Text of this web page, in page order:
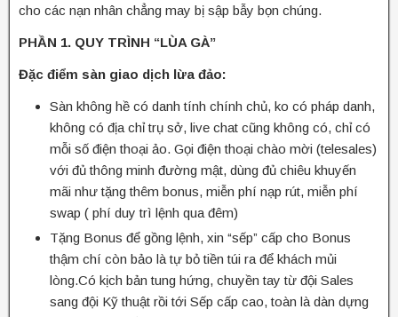
cho các nạn nhân chẳng may bị sập bẫy bọn chúng.
PHẦN 1. QUY TRÌNH “LÙA GÀ”
Đặc điểm sàn giao dịch lừa đảo:
Sàn không hề có danh tính chính chủ, ko có pháp danh,
không có địa chỉ trụ sở, live chat cũng không có, chỉ có
mỗi số điện thoại ảo. Gọi điện thoại chào mời (telesales)
với đủ thông minh đường mật, dùng đủ chiêu khuyến
mãi như tặng thêm bonus, miễn phí nạp rút, miễn phí
swap ( phí duy trì lệnh qua đêm)
Tặng Bonus để gồng lệnh, xin “sếp” cấp cho Bonus
thậm chí còn bảo là tự bỏ tiền túi ra để khách mủi
lòng.Có kịch bản tung hứng, chuyền tay từ đội Sales
sang đội Kỹ thuật rồi tới Sếp cấp cao, toàn là dàn dựng